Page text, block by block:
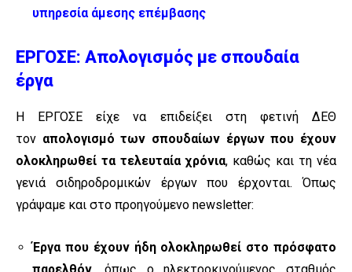
υπηρεσία άμεσης επέμβασης
ΕΡΓΟΣΕ: Απολογισμός με σπουδαία
έργα
Η ΕΡΓΟΣΕ είχε να επιδείξει στη φετινή ΔΕΘ
τον απολογισμό των σπουδαίων έργων που έχουν
ολοκληρωθεί τα τελευταία χρόνια, καθώς και τη νέα
γενιά σιδηροδρομικών έργων που έρχονται. Όπως
γράψαμε και στο προηγούμενο newsletter:
Έργα που έχουν ήδη ολοκληρωθεί στο πρόσφατο